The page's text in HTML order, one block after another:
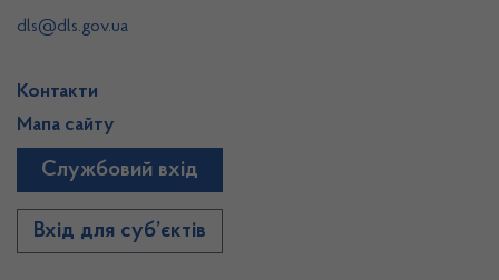
dls@dls.gov.ua
Контакти
Мапа сайту
Службовий вхід
Вхід для суб’єктів